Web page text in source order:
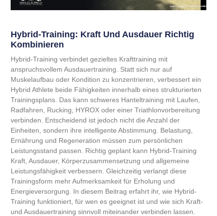
Hybrid-Training: Kraft Und Ausdauer Richtig
Kombinieren
Hybrid-Training verbindet gezieltes Krafttraining mit
anspruchsvollem Ausdauertraining. Statt sich nur auf
Muskelaufbau oder Kondition zu konzentrieren, verbessert ein
Hybrid Athlete beide Fähigkeiten innerhalb eines strukturierten
Trainingsplans. Das kann schweres Hanteltraining mit Laufen,
Radfahren, Rucking, HYROX oder einer Triathlonvorbereitung
verbinden. Entscheidend ist jedoch nicht die Anzahl der
Einheiten, sondern ihre intelligente Abstimmung. Belastung,
Ernährung und Regeneration müssen zum persönlichen
Leistungsstand passen. Richtig geplant kann Hybrid-Training
Kraft, Ausdauer, Körperzusammensetzung und allgemeine
Leistungsfähigkeit verbessern. Gleichzeitig verlangt diese
Trainingsform mehr Aufmerksamkeit für Erholung und
Energieversorgung. In diesem Beitrag erfahrt ihr, wie Hybrid-
Training funktioniert, für wen es geeignet ist und wie sich Kraft-
und Ausdauertraining sinnvoll miteinander verbinden lassen.